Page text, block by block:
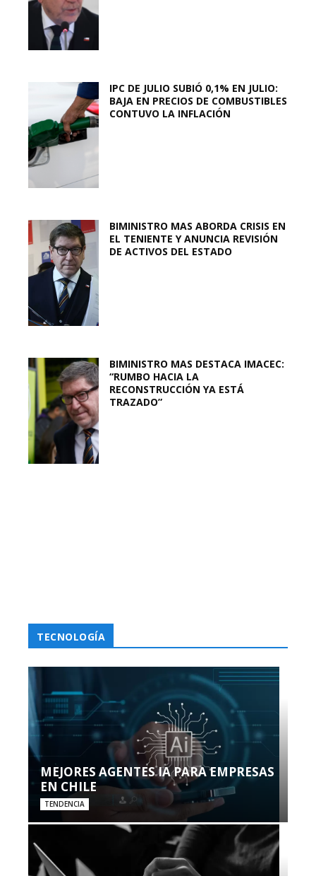
IPC DE JULIO SUBIÓ 0,1% EN JULIO:
BAJA EN PRECIOS DE COMBUSTIBLES
CONTUVO LA INFLACIÓN
BIMINISTRO MAS ABORDA CRISIS EN
EL TENIENTE Y ANUNCIA REVISIÓN
DE ACTIVOS DEL ESTADO
BIMINISTRO MAS DESTACA IMACEC:
“RUMBO HACIA LA
RECONSTRUCCIÓN YA ESTÁ
TRAZADO”
TECNOLOGÍA
MEJORES AGENTES IA PARA EMPRESAS
EN CHILE
TENDENCIA